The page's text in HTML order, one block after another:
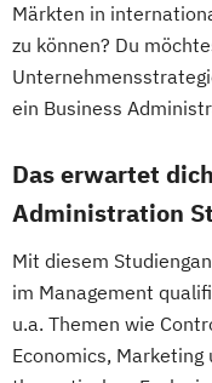
Märkten in
zu können? Du
ein Business
Das erwartet
Administration
Mit diesem
im Management
u.a. Themen wie
Economics,